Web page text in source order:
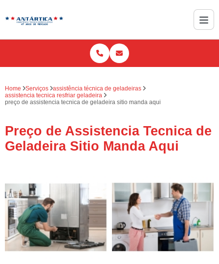
Home Serviços
assistência técnica de geladeiras
assistencia tecnica resfriar geladeira
preço de assistencia tecnica de geladeira sitio manda aqui
Preço de Assistencia Tecnica de
Geladeira Sitio Manda Aqui